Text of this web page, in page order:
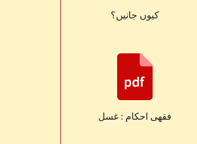
کیوں جانیں؟
فقهی احکام : غسل